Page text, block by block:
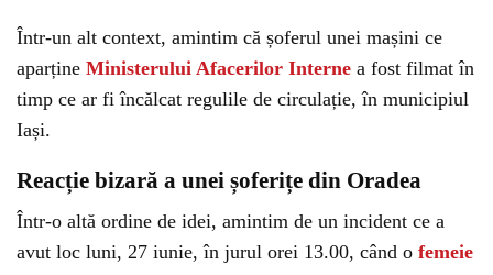
Într-un alt context, amintim că șoferul unei mașini ce
aparține Ministerului Afacerilor Interne a fost filmat în
timp ce ar fi încălcat regulile de circulație, în municipiul
Iași.
Reacție bizară a unei șoferițe din Oradea
Într-o altă ordine de idei, amintim de un incident ce a
avut loc luni, 27 iunie, în jurul orei 13.00, când o femeie